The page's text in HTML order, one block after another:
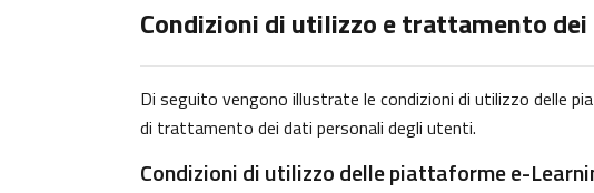
Condizioni di utilizzo e trattamento
Di seguito vengono illustrate le condizioni di utilizzo delle
di trattamento dei dati personali degli utenti.
Condizioni di utilizzo delle piattaforme e-